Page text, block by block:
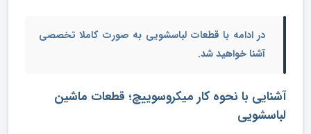
در ادامه با قطعات لباسشویی به صورت کاملا تخصصی
آشنا خواهید شد.
آشنایی با نحوه کار میکروسوییچ؛ قطعات ماشین
لباسشویی